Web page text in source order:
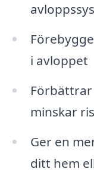
i avloppet
minskar
Ger en
ditt hem